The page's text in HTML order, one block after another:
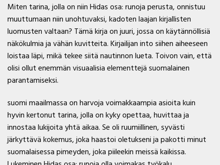
Miten tarina, jolla on niin Hidas osa: runoja perusta, onnistuu
muuttumaan niin unohtuvaksi, kadoten laajan kirjallisten
luomusten valtaan? Tämä kirja on juuri, jossa on käytännöllisiä
näkökulmia ja vähän kuvitteita. Kirjailijan into siihen aiheeseen
loistaa läpi, mikä tekee siitä nautinnon lueta. Toivon vain, että
olisi ollut enemmän visuaalisia elementtejä suomalainen
parantamiseksi.
suomi maailmassa on harvoja voimakkaampia asioita kuin
hyvin kertonut tarina, jolla on kyky opettaa, huvittaa ja
innostaa lukijoita yhtä aikaa. Se oli ruumiillinen, syvästi
järkyttävä kokemus, joka haastoi oletukseni ja pakotti minut
suomalaisessa pimeyden, joka piileekin meissä kaikissa.